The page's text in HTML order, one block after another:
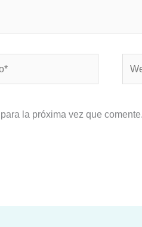
la próxima vez que